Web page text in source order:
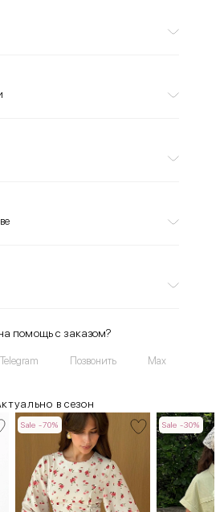
помощь с заказом?
Telegram Позвонить Max
в сезон
Sale -70% Sale -30%